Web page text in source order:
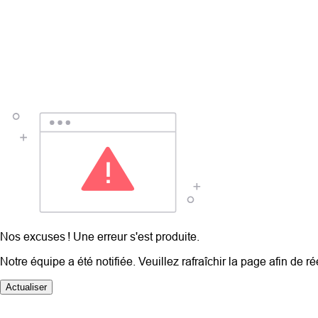
Nos excuses ! Une erreur s'est produite.
Notre équipe a été notifiée. Veuillez rafraîchir la page afin de
Actualiser